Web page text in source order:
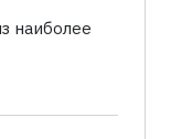
наиболее